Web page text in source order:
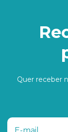
Quer receber